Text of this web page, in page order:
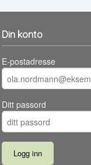
Din konto
E-postadresse
Ditt passord